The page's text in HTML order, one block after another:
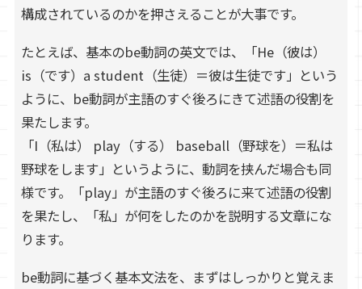
構成されているのかを押さえることが大事です。
たとえば、基本のbe動詞の英文では、「He（彼は）
is（です）a student（生徒）＝彼は生徒です」という
ように、be動詞が主語のすぐ後ろにきて述語の役割を
果たします。
「I（私は） play（する） baseball（野球を）＝私は
野球をします」というように、動詞を挟んだ場合も同
様です。「play」が主語のすぐ後ろに来て述語の役割
を果たし、「私」が何をしたのかを説明する文章にな
ります。
be動詞に基づく基本文法を、まずはしっかりと覚えま